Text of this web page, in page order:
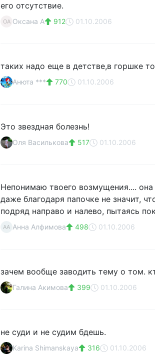
его отсутствие.
ОА Оксана А 912 01.10.2006
таких надо еще в детстве,в горшке
Анюта *** 770 01.10.2006
Это звездная болезнь!
Оля Василькова 517 01.10.2006
Непонимаю твоего возмущения.... она
даже благодаря папочке не значит,
подряд направо и налево, пытаясь
АА Анна Алфимова 498 01.10.2006
зачем вообще заводить тему о том.
Галина Акимова 399 01.10.2006
не суди и не судим бдешь.
Karina Shimanskaya 316 01.10.2006